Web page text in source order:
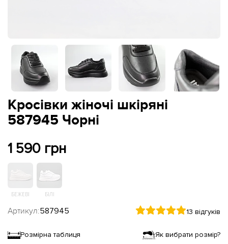
Кросівки жіночі шкіряні
587945 Чорні
1 590 грн
БЕЖЕВІ БІЛІ
Артикул:587945 13 відгуків
Розмірна таблиця Як вибрати розмір?